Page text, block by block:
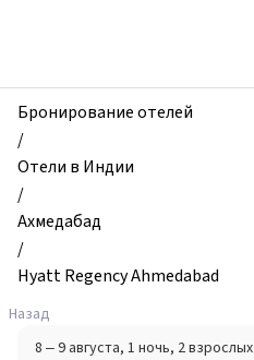
Hyatt
Regency
Ahmedabad,
Ахмедабад,
Индия
Бронирование отелей
/
Отели в Индии
/
Ахмедабад
/
Hyatt Regency Ahmedabad
Назад
8 – 9 августа, 1 ночь, 2 взрослых